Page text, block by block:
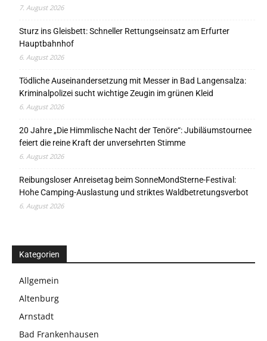
7. August 2026
Sturz ins Gleisbett: Schneller Rettungseinsatz am Erfurter
Hauptbahnhof
6. August 2026
Tödliche Auseinandersetzung mit Messer in Bad Langensalza:
Kriminalpolizei sucht wichtige Zeugin im grünen Kleid
6. August 2026
20 Jahre „Die Himmlische Nacht der Tenöre“: Jubiläumstournee
feiert die reine Kraft der unversehrten Stimme
6. August 2026
Reibungsloser Anreisetag beim SonneMondSterne-Festival:
Hohe Camping-Auslastung und striktes Waldbetretungsverbot
6. August 2026
Kategorien
Allgemein
Altenburg
Arnstadt
Bad Frankenhausen